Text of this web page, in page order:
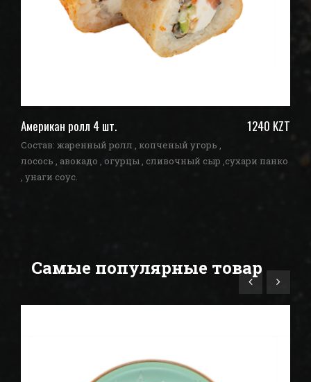
Американ ролл 4 шт. 1240 KZT
Состав: жаренный ролл , копченый угорь ,
лосось , авокадо , огурцы , сливочный сыр ,сухари панко
, унаги соус.
Самые популярные товар